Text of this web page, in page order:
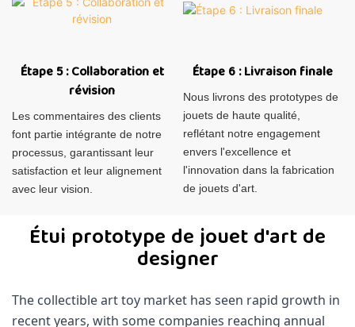
Étape 5 : Collaboration et
révision
Les commentaires des clients
font partie intégrante de notre
processus, garantissant leur
satisfaction et leur alignement
avec leur vision.
Étape 6 : Livraison finale
Nous livrons des prototypes de
jouets de haute qualité,
reflétant notre engagement
envers l'excellence et
l'innovation dans la fabrication
de jouets d'art.
Étui prototype de jouet d'art de
designer
The collectible art toy market has seen rapid growth in
recent years, with some companies reaching annual